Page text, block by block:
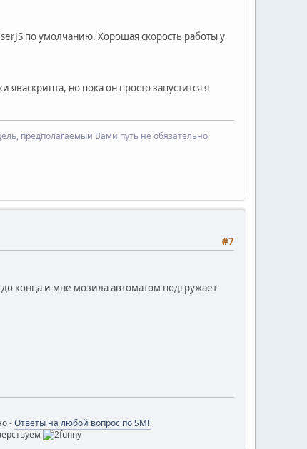
по умолчанию. Хорошая скорость работы у
но пока он просто запустится я
предполагаемый Вами путь не обязательно
#7
конца и мне мозила автоматом подгружает
-Ответы на любой вопрос по SMF